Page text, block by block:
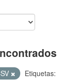
Etiquetas: